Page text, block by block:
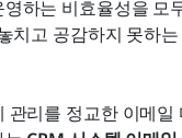
하는 비효율성을 모
치고 공감하지 못하
관리를 정교한 이메일
마케팅 시작하기